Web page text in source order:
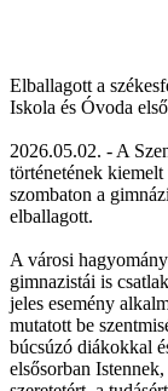
Elballagott a
Iskola és Óvoda
2026.05.02. - A
történetének
szombaton a
elballagott.
A városi
gimnazistái is
jeles esemény
mutatott be
búcsúzó diákokkal
elsősorban